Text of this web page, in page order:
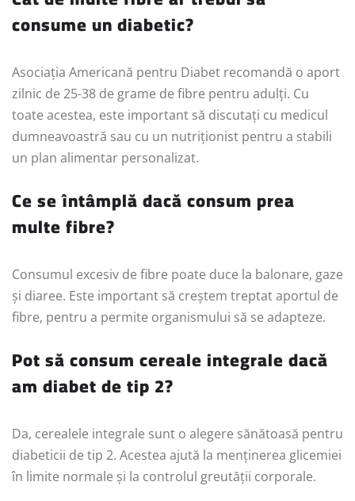
consume un diabetic?
Asociația Americană pentru Diabet recomandă o aport
zilnic de 25-38 de grame de fibre pentru adulți. Cu
toate acestea, este important să discutați cu medicul
dumneavoastră sau cu un nutriționist pentru a stabili
un plan alimentar personalizat.
Ce se întâmplă dacă consum prea
multe fibre?
Consumul excesiv de fibre poate duce la balonare, gaze
și diaree. Este important să creștem treptat aportul de
fibre, pentru a permite organismului să se adapteze.
Pot să consum cereale integrale dacă
am diabet de tip 2?
Da, cerealele integrale sunt o alegere sănătoasă pentru
diabeticii de tip 2. Acestea ajută la menținerea glicemiei
în limite normale și la controlul greutății corporale.